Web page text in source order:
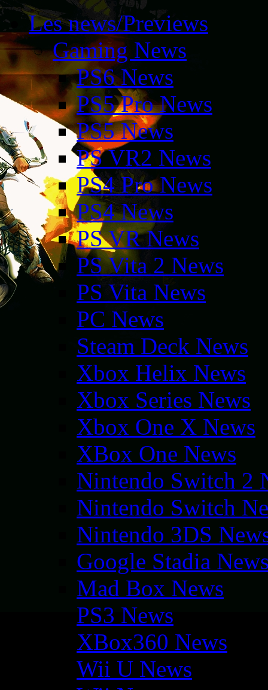
Les news/Previews
Gaming News
PS6 News
PS5 Pro News
PS5 News
PS VR2 News
PS4 Pro News
PS4 News
PS VR News
PS Vita 2 News
PS Vita News
PC News
Steam Deck News
Xbox Helix News
Xbox Series News
Xbox One X News
XBox One News
Nintendo Switch 2
Nintendo Switch
Nintendo 3DS
Google Stadia
Mad Box News
PS3 News
XBox360 News
Wii U News